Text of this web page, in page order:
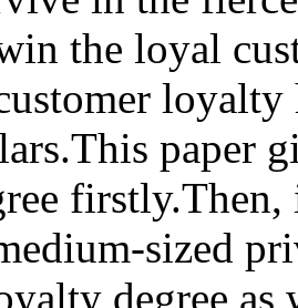
the loyal
paper
firstly.Then,
sized
degree